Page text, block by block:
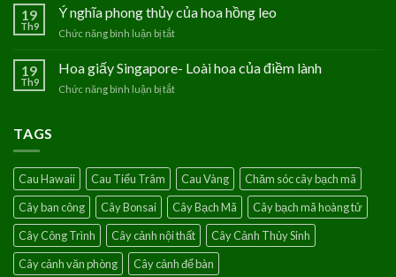
hoa
Thủy
phúc
với
19
Th9
Ý nghĩa phong thủy của hoa hồng leo
Chức năng bình luận bị tắt
nghĩa
19
Th9
Hoa giấy Singapore- Loài hoa của điềm lành
Chức năng bình luận bị tắt
của
điềm
lành
TAGS
Cau Hawaii Cau Tiểu Trâm Cau Vàng
Chăm sóc cây bạch mã
Cây ban công
Cây Bonsai Cây Bạch Mã
Cây bạch mã hoàng tử
Cây Công Trình
Cây cảnh nội thất
Cây Cảnh Thủy Sinh
Cây cảnh văn phòng
Cây cảnh để bàn